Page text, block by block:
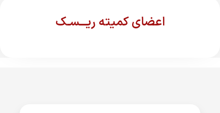
اعضای کمیته ریـــسـک